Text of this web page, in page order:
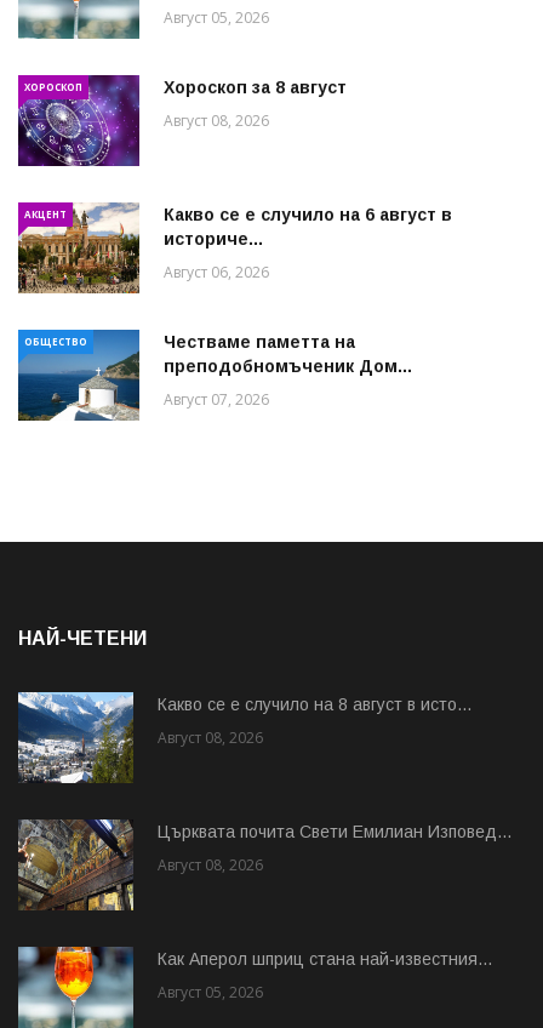
Август 05, 2026
ХОРОСКОП Хороскоп за 8 август
Август 08, 2026
АКЦЕНТ
Какво се е случило на 6 август в
историче...
Август 06, 2026
ОБЩЕСТВО
Честваме паметта на
преподобномъченик Дом...
Август 07, 2026
НАЙ-ЧЕТЕНИ
Какво се е случило на 8 август в исто...
Август 08, 2026
Църквата почита Свeти Емилиан Изповед...
Август 08, 2026
Как Аперол шприц стана най-известния...
Август 05, 2026